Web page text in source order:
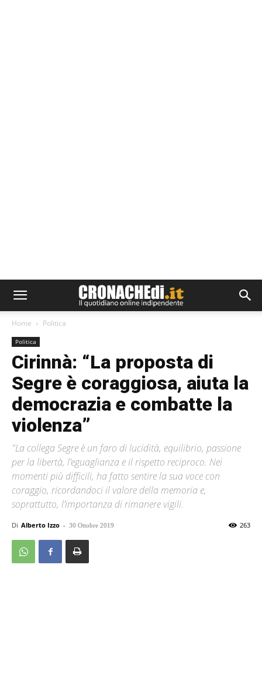
Home Politica
Politica
Cirinnà: “La proposta di
Segre è coraggiosa, aiuta la
democrazia e combatte la
violenza”
"La collega Segre è un faro di lucidità, equilibrio, passione
per la libertà, l’eguaglianza e il rispetto reciproco. Nei
momenti più difficili, ha fatto sentire la sua voce con
coraggio, ricordandoci il valore della memoria e,
soprattutto, l’importanza di rimanere vigili.
Di Alberto Izzo - 30 Ottobre 2019 263